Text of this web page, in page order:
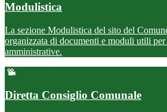
Modulistica
La sezione Modulistica del sito del
organizzata di documenti e moduli utili
amministrative.
Diretta Consiglio Comunale